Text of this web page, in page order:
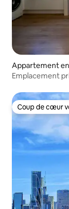
Appartement en
Emplacement
Coup de cœur
Coup de cœur